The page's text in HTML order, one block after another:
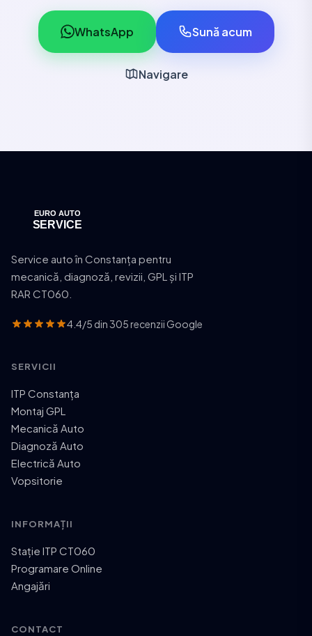
WhatsApp Sună acum
Navigare
Service auto în Constanța pentru
mecanică, diagnoză, revizii, GPL și ITP
RAR CT060.
4.4/5 din 305 recenzii Google
SERVICII
ITP Constanța
Montaj GPL
Mecanică Auto
Diagnoză Auto
Electrică Auto
Vopsitorie
INFORMAȚII
Stație ITP CT060
Programare Online
Angajări
CONTACT